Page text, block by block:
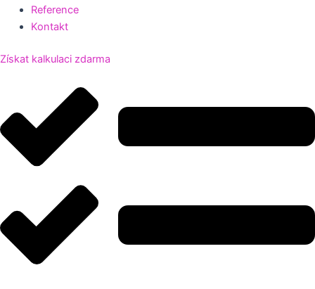
Reference
Kontakt
Získat kalkulaci zdarma